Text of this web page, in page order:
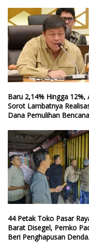
Baru 2,14% Hingga 12%,
Sorot Lambatnya
Dana Pemulihan Bencana
44 Petak Toko Pasar
Barat Disegel, Pemko
Beri Penghapusan Denda